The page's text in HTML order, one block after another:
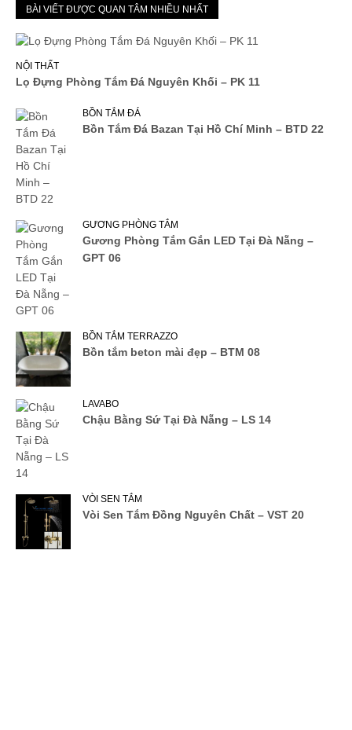
BÀI VIẾT ĐƯỢC QUAN TÂM NHIỀU NHẤT
NỘI THẤT
Lọ Đựng Phòng Tắm Đá Nguyên Khối – PK 11
BỒN TẮM ĐÁ
Bồn Tắm Đá Bazan Tại Hồ Chí Minh – BTD 22
GƯƠNG PHÒNG TẮM
Gương Phòng Tắm Gắn LED Tại Đà Nẵng –
GPT 06
BỒN TẮM TERRAZZO
Bồn tắm beton mài đẹp – BTM 08
LAVABO
Chậu Bằng Sứ Tại Đà Nẵng – LS 14
VÒI SEN TẮM
Vòi Sen Tắm Đồng Nguyên Chất – VST 20